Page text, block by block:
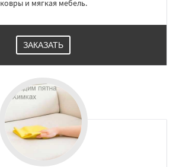
ковры и мягкая мебель.
ЗАКАЗАТЬ